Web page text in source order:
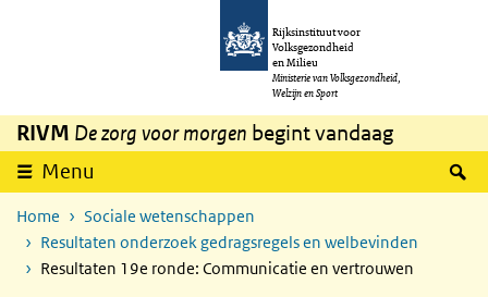
Overslaan en naar de inhoud gaan
Rijksinstituut voor
Volksgezondheid
en Milieu
Ministerie van Volksgezondheid,
Welzijn en Sport
RIVM De zorg voor morgen begint vandaag
Menu
Home
Sociale wetenschappen
Resultaten onderzoek gedragsregels en welbevinden
Resultaten 19e ronde: Communicatie en vertrouwen